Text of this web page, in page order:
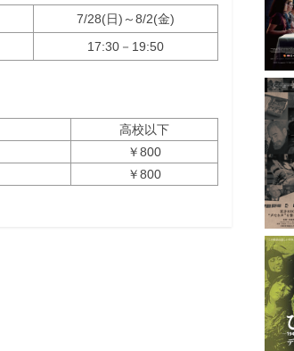
7/28(日)～8/2(金)
17:30－19:50
高校以下
￥800
￥800